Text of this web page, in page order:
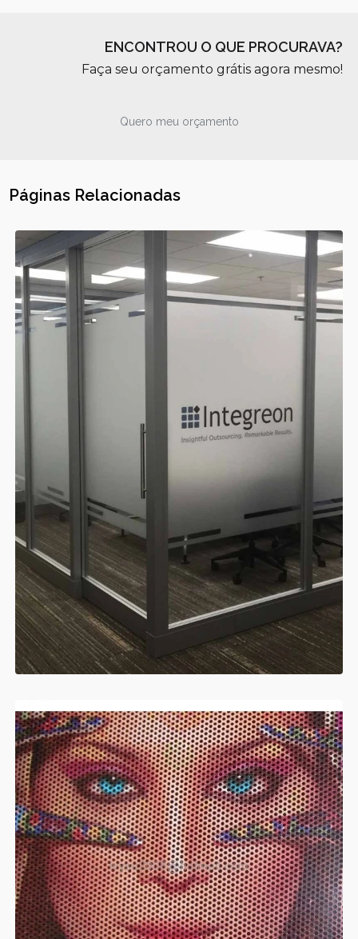
ENCONTROU O QUE PROCURAVA?
Faça seu orçamento grátis agora mesmo!
Quero meu orçamento
Páginas Relacionadas